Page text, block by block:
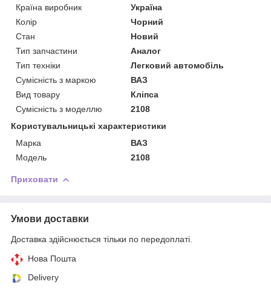
Країна виробник
Україна
Колір
Чорний
Стан
Новий
Тип запчастини
Аналог
Тип техніки
Легковий автомобіль
Сумісність з маркою
ВАЗ
Вид товару
Кліпса
Сумісність з моделлю
2108
Користувальницькі характеристики
Марка
ВАЗ
Модель
2108
Приховати
Умови доставки
Доставка здійснюється тільки по передоплаті.
Нова Пошта
Delivery